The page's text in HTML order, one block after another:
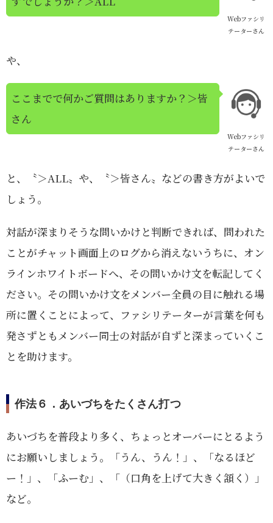
Webファシリ
テーターさん
や、
Webファシリ
テーターさん
ここまでで何かご質問はありますか？＞皆
さん
と、〝＞ALL〟や、〝＞皆さん〟などの書き方がよいで
しょう。
対話が深まりそうな問いかけと判断できれば、問われた
ことがチャット画面上のログから消えないうちに、オン
ラインホワイトボードへ、その問いかけ文を転記してく
ださい。その問いかけ文をメンバー全員の目に触れる場
所に置くことによって、ファシリテーターが言葉を何も
発さずともメンバー同士の対話が自ずと深まっていくこ
とを助けます。
作法６．あいづちをたくさん打つ
あいづちを普段より多く、ちょっとオーバーにとるよう
にお願いしましょう。「うん、うん！」、「なるほど
ー！」、「ふーむ」、「（口角を上げて大きく頷く）」
など。